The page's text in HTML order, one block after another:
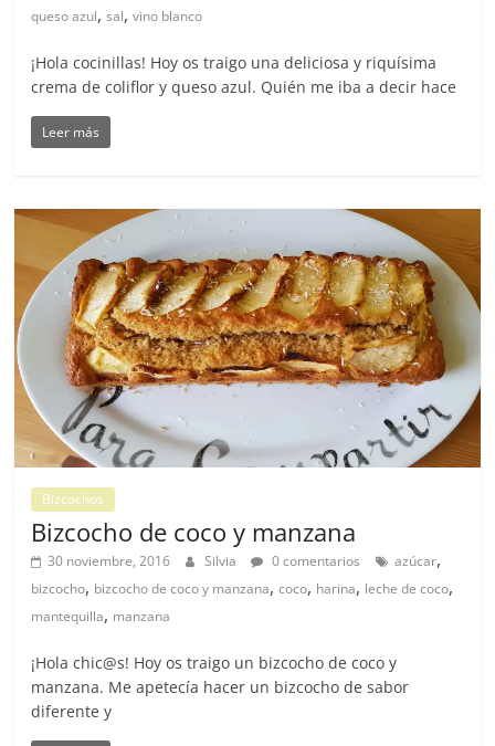
queso azul,sal,vino blanco
¡Hola cocinillas! Hoy os traigo una deliciosa y riquísima
crema de coliflor y queso azul. Quién me iba a decir hace
Leer más
Bizcochos
Bizcocho de coco y manzana
30 noviembre, 2016 Silvia 0 comentarios azúcar,
bizcocho, bizcocho de coco y manzana,coco, harina, leche de coco,
mantequilla, manzana
¡Hola chic@s! Hoy os traigo un bizcocho de coco y
manzana. Me apetecía hacer un bizcocho de sabor
diferente y